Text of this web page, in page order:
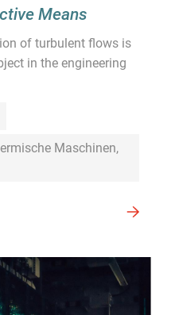
Means
of turbulent flows is
in the engineering
Maschinen,